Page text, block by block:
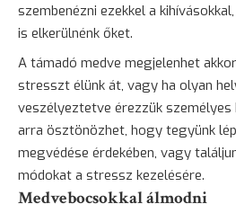
szembenézni ezekkel a
is elkerülnénk őket.
A támadó medve megjelenhet
stresszt élünk át, vagy ha olyan
veszélyeztetve érezzük személyes
arra ösztönözhet, hogy tegyünk
megvédése érdekében, vagy
módokat a stressz kezelésére.
Medvebocsokkal álmodni